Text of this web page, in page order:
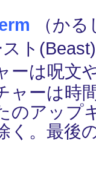
（か
ト
ーは呪文
ャーは時
のアップ
く。最後